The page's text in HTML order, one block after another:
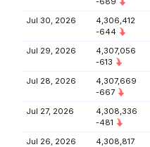
Jul 30, 2026
4,306,412
-644
Jul 29, 2026
4,307,056
-613
Jul 28, 2026
4,307,669
-667
Jul 27, 2026
4,308,336
-481
Jul 26, 2026
4,308,817